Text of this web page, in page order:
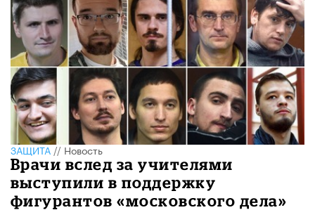
ЗАЩИТА//Новость
Врачи вслед за учителями
выступили в поддержку
фигурантов «московского дела»